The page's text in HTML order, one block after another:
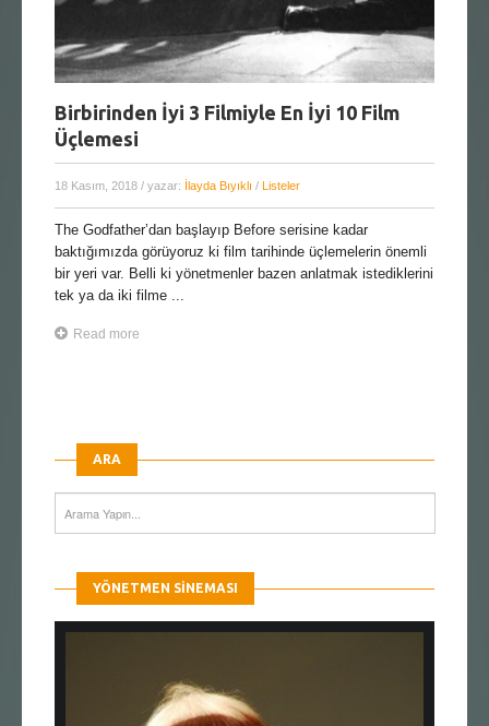
Birbirinden İyi 3 Filmiyle En İyi 10 Film
Üçlemesi
18 Kasım, 2018 / yazar: İlayda Bıyıklı / Listeler
The Godfather’dan başlayıp Before serisine kadar
baktığımızda görüyoruz ki film tarihinde üçlemelerin önemli
bir yeri var. Belli ki yönetmenler bazen anlatmak istediklerini
tek ya da iki filme ...
Read more
ARA
YÖNETMEN SINEMASI